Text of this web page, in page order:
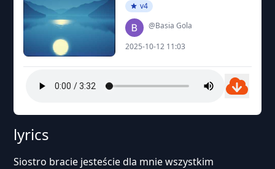
v4
@Basia Gola
2025-10-12 11:03
lyrics
Siostro bracie jesteście dla mnie wszystkim